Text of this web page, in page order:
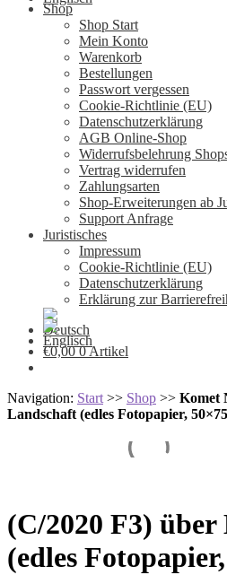
Shop
Shop Start
Mein Konto
Warenkorb
Bestellungen
Passwort vergessen
Cookie-Richtlinie (EU)
Datenschutzerklärung
AGB Online-Shop
Widerrufsbelehrung
Vertrag widerrufen
Zahlungsarten
Shop-Erweiterungen ab
Support Anfrage
Juristisches
Impressum
Cookie-Richtlinie (EU)
Datenschutzerklärung
Erklärung zur
€0,00 0 Artikel
Navigation: Start >> Shop >> Komet
Landschaft (edles Fotopapier,
(C/2020 F3)
(edles